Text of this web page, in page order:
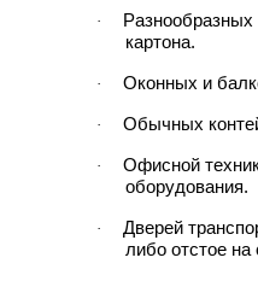
·
Разнообразных
картона.
· Оконных и
· Обычных
·
Офисной
оборудования.
·
Дверей
либо отстое